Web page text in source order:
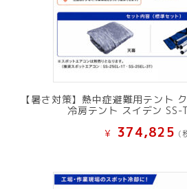
【暑さ対策】熱中症避難用テント
冷房テント スイデン
¥ 374,825 (